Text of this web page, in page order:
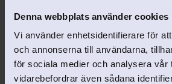
Denna webbplats använder cookies
Vi använder enhetsidentifierare för
och annonserna till användarna,
för sociala medier och analysera vår
vidarebefordrar även sådana
298kr 349kr